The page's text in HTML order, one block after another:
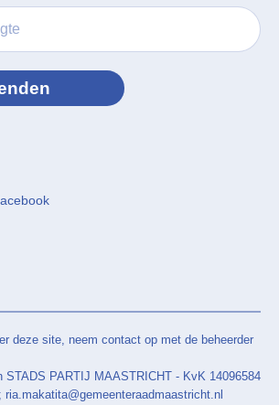
deze site, neem contact op met de beheerder
STADS PARTIJ MAASTRICHT - KvK 14096584
ria.makatita@gemeenteraadmaastricht.nl